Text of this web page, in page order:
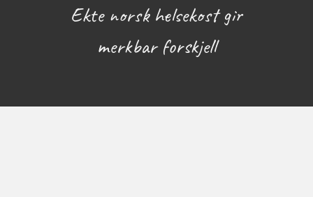
Ekte norsk helsekost gir
merkbar forskjell